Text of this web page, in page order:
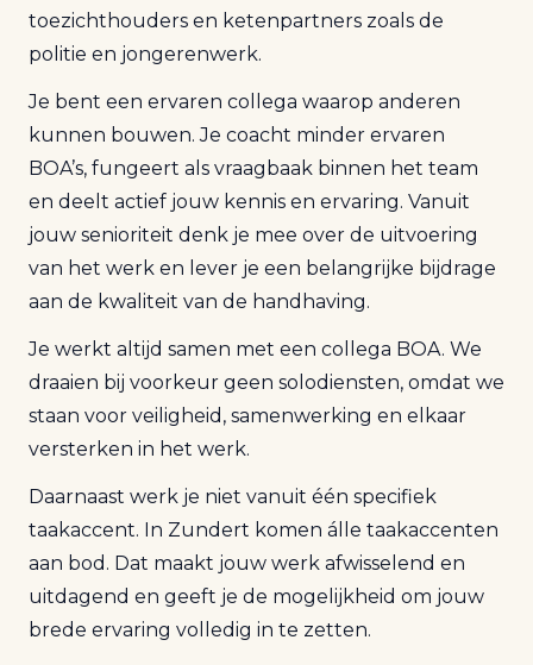
toezichthouders en ketenpartners zoals de
politie en jongerenwerk.
Je bent een ervaren collega waarop anderen
kunnen bouwen. Je coacht minder ervaren
BOA’s, fungeert als vraagbaak binnen het team
en deelt actief jouw kennis en ervaring. Vanuit
jouw senioriteit denk je mee over de uitvoering
van het werk en lever je een belangrijke bijdrage
aan de kwaliteit van de handhaving.
Je werkt altijd samen met een collega BOA. We
draaien bij voorkeur geen solodiensten, omdat we
staan voor veiligheid, samenwerking en elkaar
versterken in het werk.
Daarnaast werk je niet vanuit één specifiek
taakaccent. In Zundert komen álle taakaccenten
aan bod. Dat maakt jouw werk afwisselend en
uitdagend en geeft je de mogelijkheid om jouw
brede ervaring volledig in te zetten.